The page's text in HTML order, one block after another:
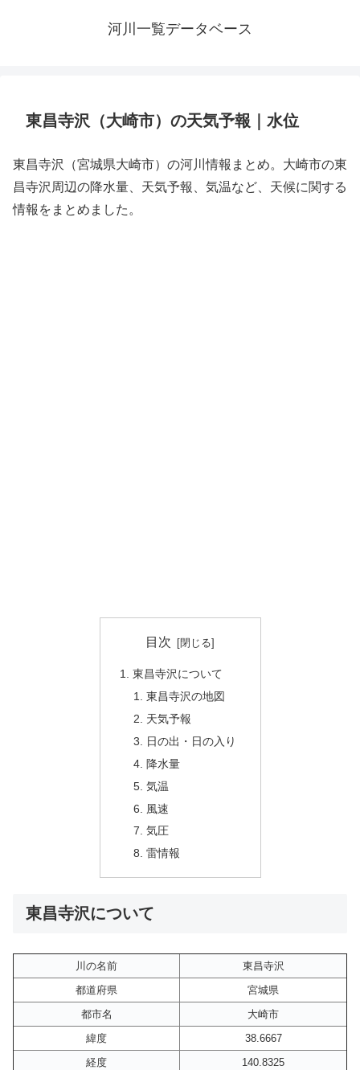
河川一覧データベース
東昌寺沢（大崎市）の天気予報｜水位
東昌寺沢（宮城県大崎市）の河川情報まとめ。大崎市の東
昌寺沢周辺の降水量、天気予報、気温など、天候に関する
情報をまとめました。
目次
東昌寺沢について
東昌寺沢の地図
天気予報
日の出・日の入り
降水量
気温
風速
気圧
雷情報
東昌寺沢について
川の名前
東昌寺沢
都道府県
宮城県
都市名
大崎市
緯度
38.6667
経度
140.8325